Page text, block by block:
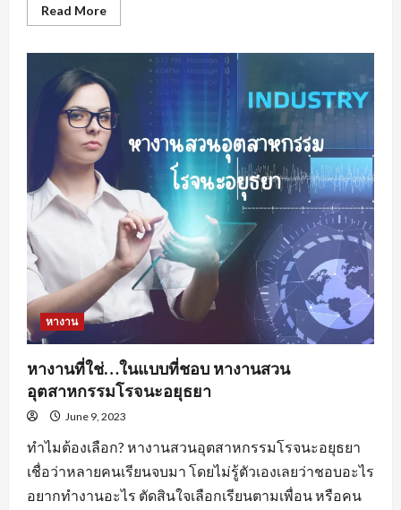
Read MoreRead
more
อุตสาหกรรม
บางพลี
มี
อะไร
น่า
สนใจ
หางาน
หางานที่ใช่…ในแบบที่ชอบ หางานสวน
อุตสาหกรรมโรจนะอยุธยา
June 9, 2023
ทำไมต้องเลือก? หางานสวนอุตสาหกรรมโรจนะอยุธยา
เชื่อว่าหลายคนเรียนจบมา โดยไม่รู้ตัวเองเลยว่าชอบอะไร
อยากทำงานอะไร ตัดสินใจเลือกเรียนตามเพื่อน หรือคน